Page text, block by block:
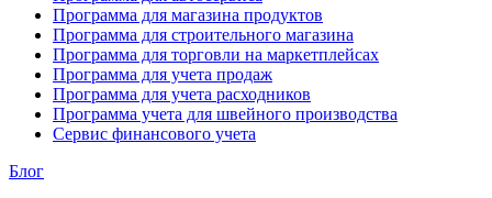
Программа для магазина продуктов
Программа для строительного магазина
Программа для торговли на маркетплейсах
Программа для учета продаж
Программа для учета расходников
Программа учета для швейного производства
Сервис финансового учета
Блог